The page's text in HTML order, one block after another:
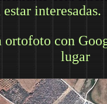
interesadas.
ortofoto con
lugar